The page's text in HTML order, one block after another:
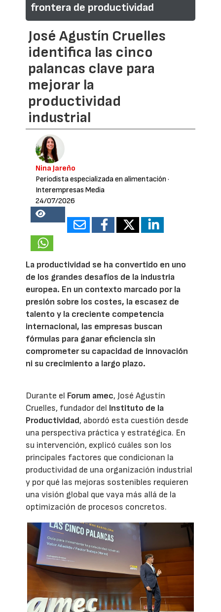
frontera de productividad
José Agustín Cruelles
identifica las cinco
palancas clave para
mejorar la
productividad
industrial
Nina Jareño
Periodista especializada en alimentación ·
Interempresas Media
24/07/2026
20870
La productividad se ha convertido en uno
de los grandes desafíos de la industria
europea. En un contexto marcado por la
presión sobre los costes, la escasez de
talento y la creciente competencia
internacional, las empresas buscan
fórmulas para ganar eficiencia sin
comprometer su capacidad de innovación
ni su crecimiento a largo plazo.
Durante el Forum amec, José Agustín
Cruelles, fundador del Instituto de la
Productividad, abordó esta cuestión desde
una perspectiva práctica y estratégica. En
su intervención, explicó cuáles son los
principales factores que condicionan la
productividad de una organización industrial
y por qué las mejoras sostenibles requieren
una visión global que vaya más allá de la
optimización de procesos concretos.